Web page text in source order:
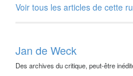
Voir tous les articles de cette
Jan de Weck
Des archives du critique, peut-être